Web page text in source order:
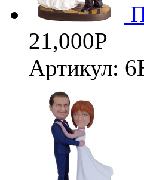
21,000Р
Артикул: